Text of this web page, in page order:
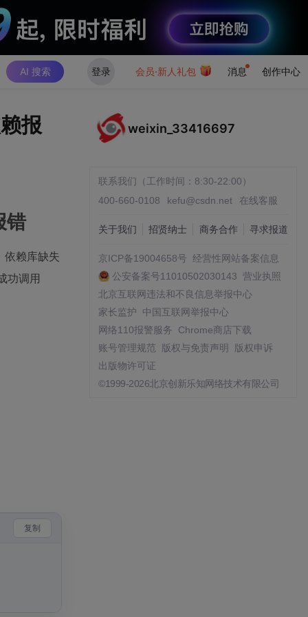
AI 搜索 登录 会员·新人礼包 消息 创作中心
报
错
依赖库缺失
功调用
复制
weixin_33416697
联系我们（工作时间：8:30-22:00）
400-660-0108
kefu@csdn.net 在线客服
关于我们 招贤纳士 商务合作 寻求报道
京ICP备19004658号 经营性网站备案信息
公安备案号11010502030143 营业执照
北京互联网违法和不良信息举报中心
家长监护
中国互联网举报中心
网络110报警服务
Chrome商店下载
账号管理规范
版权与免责声明
版权申诉
出版物许可证
©1999-2026北京创新乐知网络技术有限公司